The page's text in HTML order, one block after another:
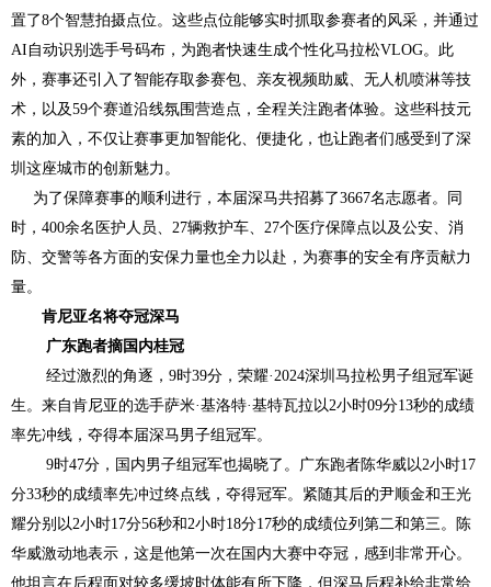
置了8个智慧拍摄点位。这些点位能够实时抓取参赛者的风采，并通过
AI自动识别选手号码布，为跑者快速生成个性化马拉松VLOG。此
外，赛事还引入了智能存取参赛包、亲友视频助威、无人机喷淋等技
术，以及59个赛道沿线氛围营造点，全程关注跑者体验。这些科技元
素的加入，不仅让赛事更加智能化、便捷化，也让跑者们感受到了深
圳这座城市的创新魅力。
为了保障赛事的顺利进行，本届深马共招募了3667名志愿者。同
时，400余名医护人员、27辆救护车、27个医疗保障点以及公安、消
防、交警等各方面的安保力量也全力以赴，为赛事的安全有序贡献力
量。
肯尼亚名将夺冠深马
广东跑者摘国内桂冠
经过激烈的角逐，9时39分，荣耀·2024深圳马拉松男子组冠军诞
生。来自肯尼亚的选手萨米·基洛特·基特瓦拉以2小时09分13秒的成绩
率先冲线，夺得本届深马男子组冠军。
9时47分，国内男子组冠军也揭晓了。广东跑者陈华威以2小时17
分33秒的成绩率先冲过终点线，夺得冠军。紧随其后的尹顺金和王光
耀分别以2小时17分56秒和2小时18分17秒的成绩位列第二和第三。陈
华威激动地表示，这是他第一次在国内大赛中夺冠，感到非常开心。
他坦言在后程面对较多缓坡时体能有所下降，但深马后程补给非常给